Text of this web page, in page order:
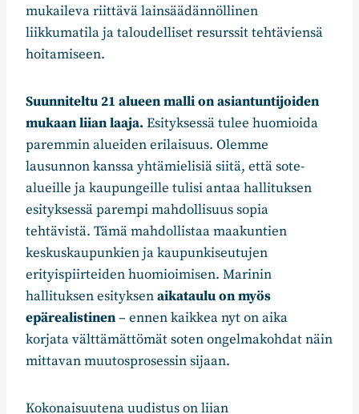
mukaileva riittävä lainsäädännöllinen
liikkumatila ja taloudelliset resurssit tehtäviensä
hoitamiseen.
Suunniteltu 21 alueen malli on asiantuntijoiden
mukaan liian laaja. Esityksessä tulee huomioida
paremmin alueiden erilaisuus. Olemme
lausunnon kanssa yhtämielisiä siitä, että sote-
alueille ja kaupungeille tulisi antaa hallituksen
esityksessä parempi mahdollisuus sopia
tehtävistä. Tämä mahdollistaa maakuntien
keskuskaupunkien ja kaupunkiseutujen
erityispiirteiden huomioimisen. Marinin
hallituksen esityksenaikataulu on myös
epärealistinen– ennen kaikkea nyt on aika
korjata välttämättömät soten ongelmakohdat näin
mittavan muutosprosessin sijaan.
Kokonaisuutena uudistus on liian